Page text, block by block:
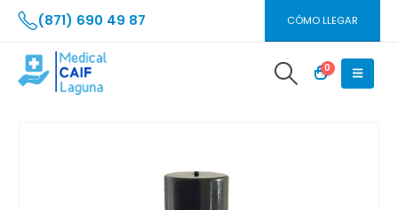
(871) 690 49 87 CÓMO LLEGAR
0